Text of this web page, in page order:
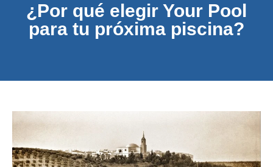
¿Por qué elegir Your Pool
para tu próxima piscina?